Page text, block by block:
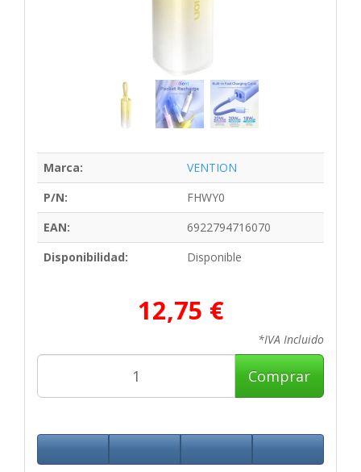
Marca:
VENTION
P/N:
FHWY0
EAN:
6922794716070
Disponibilidad:
Disponible
12,75 €
*IVA Incluido
Comprar